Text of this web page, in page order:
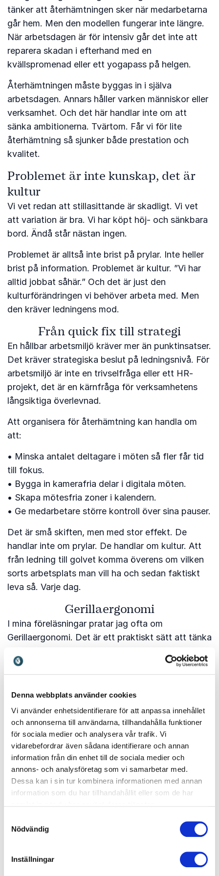
Denna webbplats använder cookies
Vi använder enhetsidentifierare för att anpassa innehållet
och annonserna till användarna, tillhandahålla funktioner
för sociala medier och analysera vår trafik. Vi
vidarebefordrar även sådana identifierare och annan
information från din enhet till de sociala medier och
annons- och analysföretag som vi samarbetar med.
Dessa kan i sin tur kombinera informationen med annan
information som du har tillhandahållit eller som de har
Nödvändig
Inställningar
tänker att återhämtningen sker när medarbetarna
går hem. Men den modellen fungerar inte längre.
När arbetsdagen är för intensiv går det inte att
reparera skadan i efterhand med en
kvällspromenad eller ett yogapass på helgen.
Återhämtningen måste byggas in i själva
arbetsdagen. Annars håller varken människor eller
verksamhet. Och det här handlar inte om att
sänka ambitionerna. Tvärtom. Får vi för lite
återhämtning så sjunker både prestation och
kvalitet.
Problemet är inte kunskap, det är
kultur
Vi vet redan att stillasittande är skadligt. Vi vet
att variation är bra. Vi har köpt höj- och sänkbara
bord. Ändå står nästan ingen.
Problemet är alltså inte brist på prylar. Inte heller
brist på information. Problemet är kultur. ”Vi har
alltid jobbat såhär.” Och det är just den
kulturförändringen vi behöver arbeta med. Men
den kräver ledningens mod.
Från quick fix till strategi
En hållbar arbetsmiljö kräver mer än punktinsatser.
Det kräver strategiska beslut på ledningsnivå. För
arbetsmiljö är inte en trivselfråga eller ett HR-
projekt, det är en kärnfråga för verksamhetens
långsiktiga överlevnad.
Att organisera för återhämtning kan handla om
att:
• Minska antalet deltagare i möten så fler får tid
till fokus.
• Bygga in kamerafria delar i digitala möten.
• Skapa mötesfria zoner i kalendern.
• Ge medarbetare större kontroll över sina pauser.
Det är små skiften, men med stor effekt. De
handlar inte om prylar. De handlar om kultur. Att
från ledning till golvet komma överens om vilken
sorts arbetsplats man vill ha och sedan faktiskt
leva så. Varje dag.
Gerillaergonomi
I mina föreläsningar pratar jag ofta om
Gerillaergonomi. Det är ett praktiskt sätt att tänka
förutsättningar eller dyra inköp.
vardagens möjligheter:
• Resa sig under ett digitalt möte.
• Flytta arbetet närmare kroppen istället för att
sträcka sig.
• Växla mellan att sitta, stå och röra sig under
dagen.
Poängen är ganska enkel: kroppen behöver inte
organiserad för det.
Mina föreläsningar handlar inte om att säga ”det